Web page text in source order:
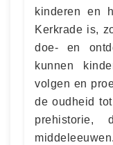
kinderen en
Kerkrade is,
doe- en
kunnen
volgen en
de oudheid